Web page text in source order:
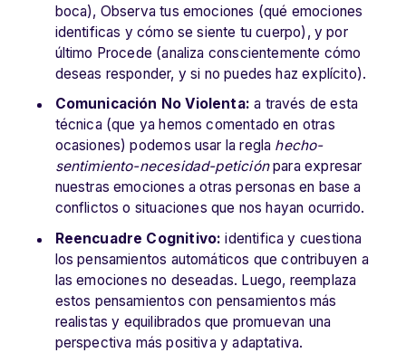
boca), Observa tus emociones (qué emociones
identificas y cómo se siente tu cuerpo), y por
último Procede (analiza conscientemente cómo
deseas responder, y si no puedes haz explícito).
Comunicación No Violenta: a través de esta
técnica (que ya hemos comentado en otras
ocasiones) podemos usar la regla hecho-
sentimiento-necesidad-petición para expresar
nuestras emociones a otras personas en base a
conflictos o situaciones que nos hayan ocurrido.
Reencuadre Cognitivo: identifica y cuestiona
los pensamientos automáticos que contribuyen a
las emociones no deseadas. Luego, reemplaza
estos pensamientos con pensamientos más
realistas y equilibrados que promuevan una
perspectiva más positiva y adaptativa.